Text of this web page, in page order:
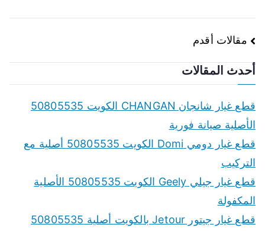
تصفّح
المقالات
مقالات أقدم
أحدث المقالات
قطع غيار شانجان CHANGAN الكويت 50805535
الأصلية صيانة فورية
قطع غيار دومي Domi الكويت 50805535 أصلية مع
التركيب
قطع غيار جيلي Geely الكويت 50805535 الأصلية
المكفولة
قطع غيار جيتور Jetour بالكويت أصلية 50805535